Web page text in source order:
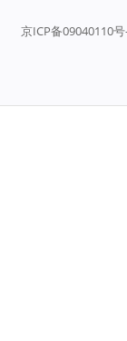
京ICP备09040110